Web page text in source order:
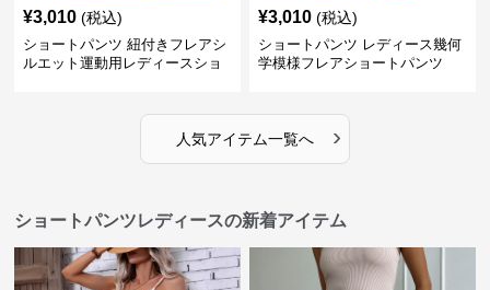
¥3,010 (税込)
ショートパンツ 紐付きフレアシ
ルエット運動用レディースショ
¥3,010 (税込)
ショートパンツ レディース幾何
学模様フレアショートパンツ
人気アイテム一覧へ ›
ショートパンツレディースの新着アイテム